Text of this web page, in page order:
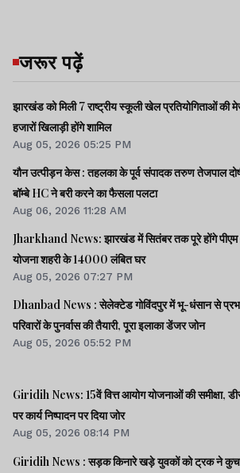
जरूर पढ़ें
झारखंड को मिली 7 राष्ट्रीय स्कूली खेल प्रतियोगिताओं की
हजारों खिलाड़ी होंगे शामिल
Aug 05, 2026 05:25 PM
यौन उत्पीड़न केस : तहलका के पूर्व संपादक तरुण तेजपाल दोषी करार,
बॉम्बे HC ने बरी करने का फैसला पलटा
Aug 06, 2026 11:28 AM
Jharkhand News: झारखंड में सितंबर तक पूरे होंगे
योजना शहरी के 14000 लंबित घर
Aug 05, 2026 07:27 PM
Dhanbad News : सेलेक्टेड गोविंदपुर में भू-धंसान से
परिवारों के पुनर्वास की तैयारी, पूरा इलाका डेंजर जोन
Aug 05, 2026 05:52 PM
Giridih News: 15वें वित्त आयोग योजनाओं की समीक्षा,
पर कार्य निष्पादन पर दिया जोर
Aug 05, 2026 08:14 PM
Giridih News : सड़क किनारे खड़े युवकों को ट्रक ने